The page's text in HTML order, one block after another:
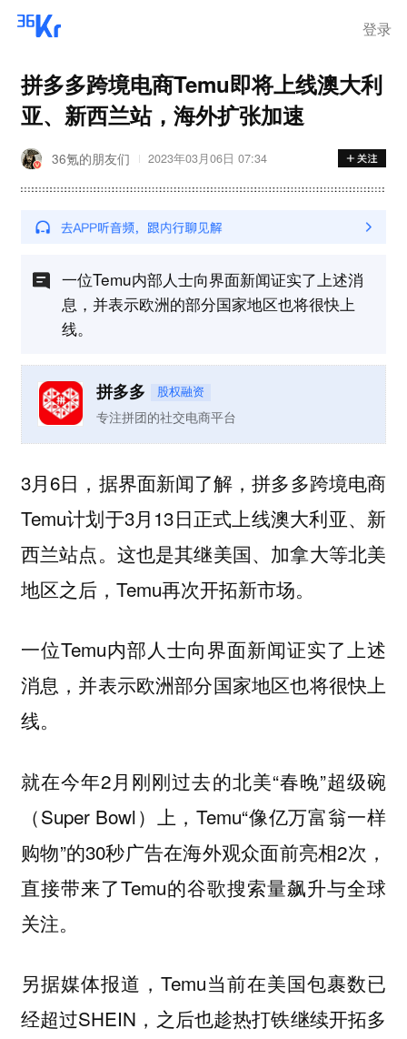
登录
拼多多跨境电商Temu即将上线澳大利
亚、新西兰站，海外扩张加速
36氪的朋友们 2023年03月06日 07:34
一位Temu内部人士向界面新闻证实了上述消
息，并表示欧洲的部分国家地区也将很快上
线。
拼多多 股权融资
专注拼团的社交电商平台
3月6日，据界面新闻了解，拼多多跨境电商
Temu计划于3月13日正式上线澳大利亚、新
西兰站点。这也是其继美国、加拿大等北美
地区之后，Temu再次开拓新市场。
一位Temu内部人士向界面新闻证实了上述
消息，并表示欧洲部分国家地区也将很快上
线。
就在今年2月刚刚过去的北美“春晚”超级碗
（Super Bowl）上，Temu“像亿万富翁一样
购物”的30秒广告在海外观众面前亮相2次，
直接带来了Temu的谷歌搜索量飙升与全球
关注。
另据媒体报道，Temu当前在美国包裹数已
经超过SHEIN，之后也趁热打铁继续开拓多